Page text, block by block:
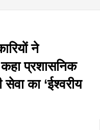
ने
प्रशासनिक
का ‘ईश्वरीय